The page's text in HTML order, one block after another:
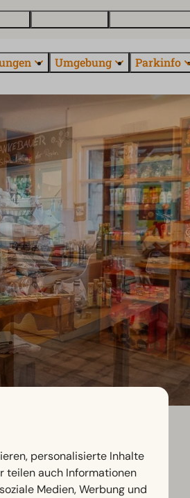
Umgebung Parkinfo
personalisierte Inhalte
teilen auch Informationen
Medien, Werbung und